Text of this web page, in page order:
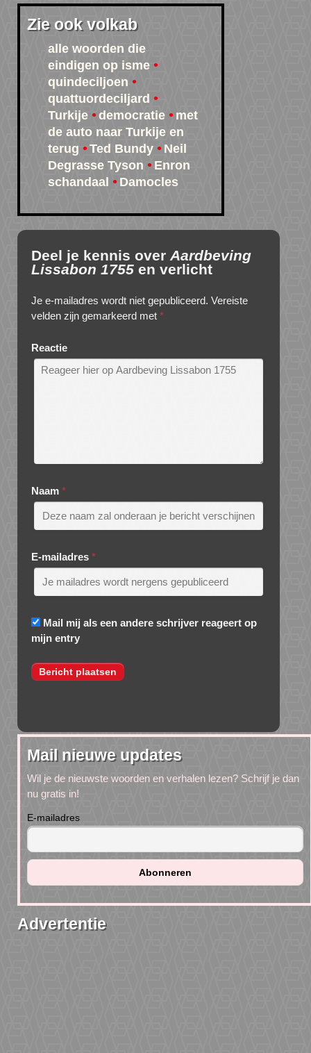
Zie ook volkab
alle woorden die
eindigen op isme
quindeciljoen
quattuordeciljard
Turkije
democratie
met
de auto naar Turkije en
terug
Ted Bundy
Neil
Degrasse Tyson
Enron
schandaal
Damocles
Deel je kennis over Aardbeving
Lissabon 1755 en verlicht
Je e-mailadres wordt niet gepubliceerd. Vereiste
velden zijn gemarkeerd met *
Reactie
Naam *
E-mailadres *
Mail mij als een andere schrijver reageert op
mijn entry
Mail nieuwe updates
Wil je de nieuwste woorden en verhalen lezen? Schrijf je dan
nu gratis in!
E-mailadres
Advertentie